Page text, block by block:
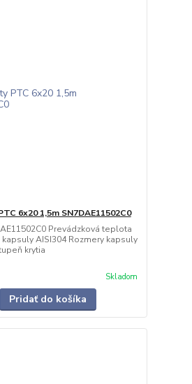
6x20 1,5m SN7DAE11502C0
Prevádzková teplota
AISI304 Rozmery kapsuly
krytia
Skladom
Pridať do košíka